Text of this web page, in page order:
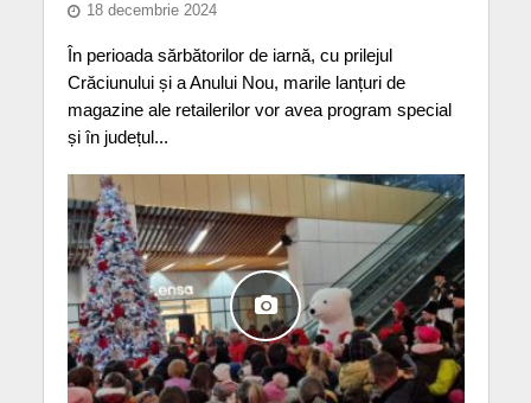
18 decembrie 2024
În perioada sărbătorilor de iarnă, cu prilejul
Crăciunului și a Anului Nou, marile lanțuri de
magazine ale retailerilor vor avea program special
și în județul...